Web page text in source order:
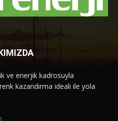
ve enerjik kadrosuyla
kazandırma ideali ile yola